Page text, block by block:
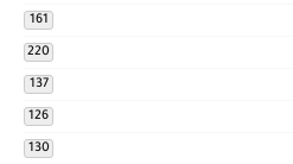
161
220
137
126
130